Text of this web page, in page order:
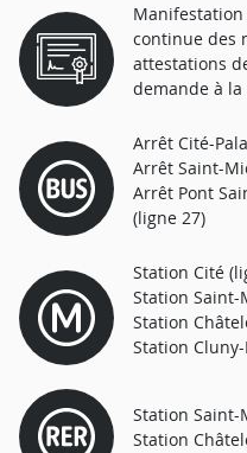
continue des
attestations
demande à
Arrêt Cité-
Arrêt Saint-
Arrêt Pont
(ligne 27)
Station Cité
Station Saint-
Station
Station
Station Saint-
Station